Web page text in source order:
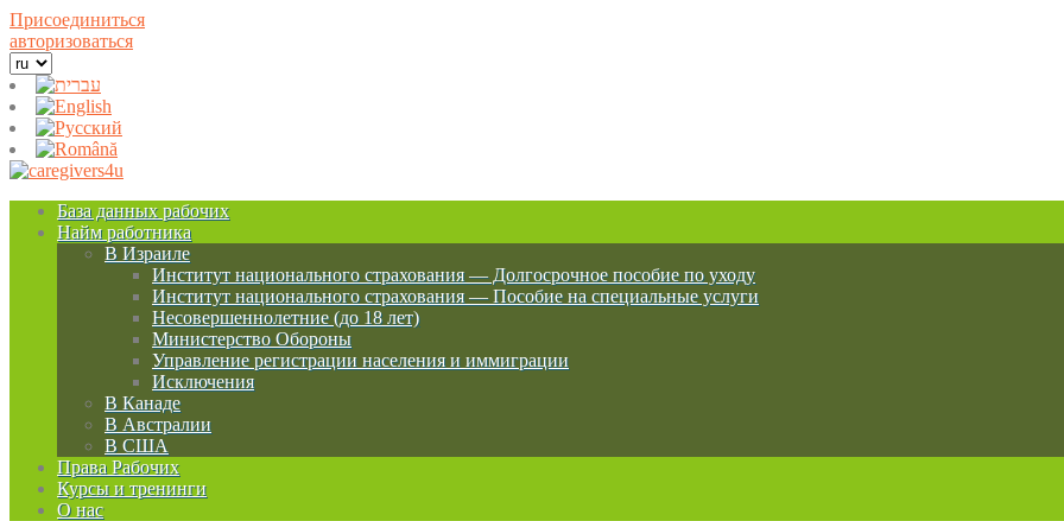
Присоединиться
авторизоваться
База данных рабочих
Найм работника
B Израиле
Институт национального страхования — Долгосрочное пособие по уходу
Институт национального страхования — Пособие на специальные услуги
Несовершеннолетние (до 18 лет)
Министерство Обороны
Управление регистрации населения и иммиграции
Исключения
B Канаде
B Австралии
B США
Права Рабочих
Курсы и тренинги
О нас